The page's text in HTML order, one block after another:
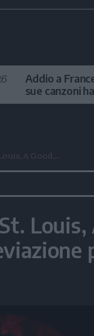
Addio a
sue canzoni
la storia
A Good...
Louis,